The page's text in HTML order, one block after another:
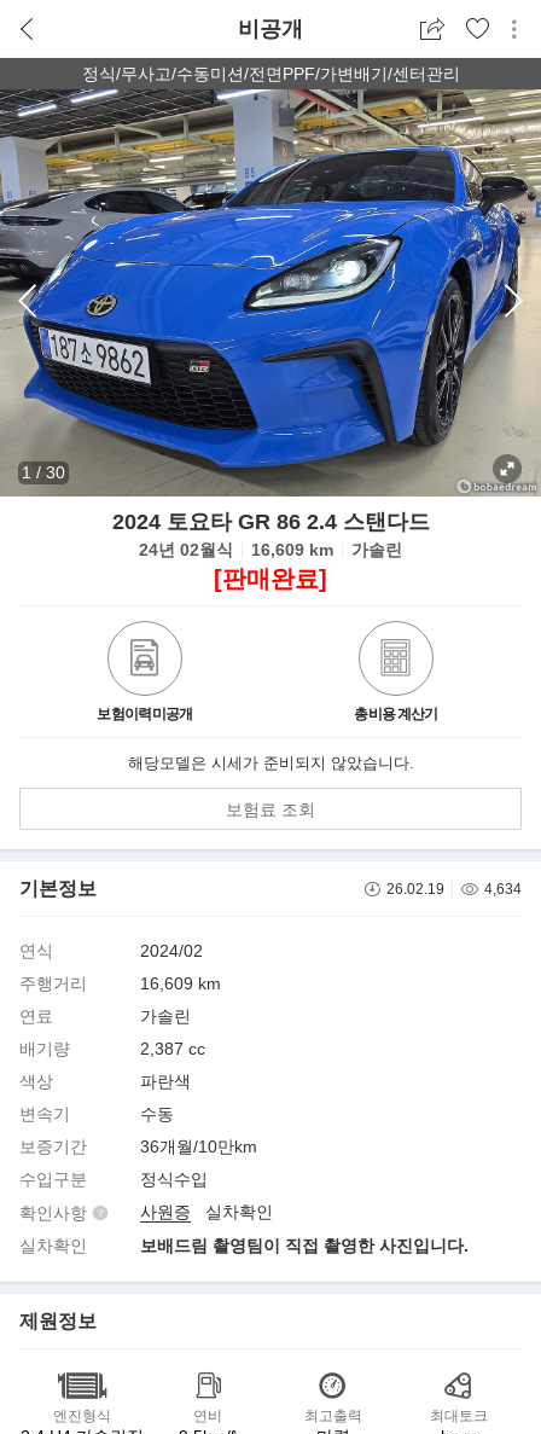
비공개
정식/무사고/수동미션/전면PPF/가변배기/센터관리
1 / 30
2024 토요타 GR 86 2.4 스탠다드
24년 02월식 16,609 km 가솔린
[판매완료]
보험이력미공개 총비용 계산기
해당모델은 시세가 준비되지 않았습니다.
보험료 조회
기본정보 26.02.19 4,634
연식
2024/02
주행거리
16,609 km
연료
가솔린
배기량
2,387 cc
색상
파란색
변속기
수동
보증기간
36개월/10만km
수입구분
정식수입
확인사항
사원증
실차확인
실차확인
보배드림 촬영팀이 직접 촬영한 사진입니다.
제원정보
엔진형식 연비 최고출력 최대토크